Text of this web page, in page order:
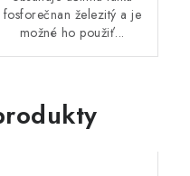
fosforečnan železitý a je
možné ho použiť...